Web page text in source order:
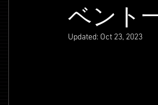
ベント
Updated: Oct 23, 2023